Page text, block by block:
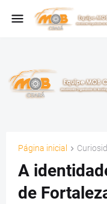
Página inicial
A
de